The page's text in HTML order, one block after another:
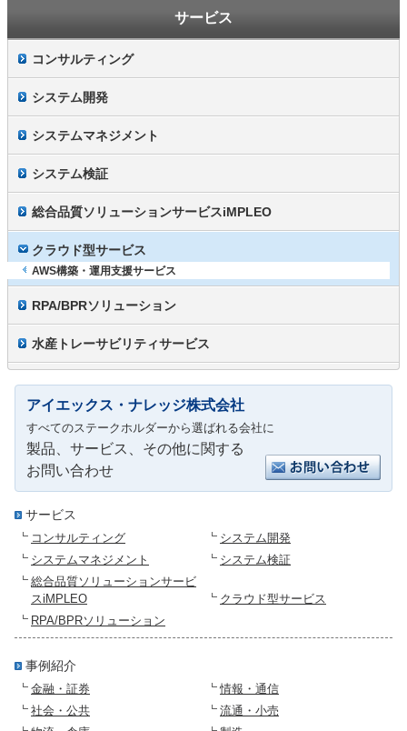
サービス
コンサルティング
システム開発
システムマネジメント
システム検証
総合品質ソリューションサービスiMPLEO
クラウド型サービス
AWS構築・運用支援サービス
RPA/BPRソリューション
水産トレーサビリティサービス
アイエックス・ナレッジ株式会社
すべてのステークホルダーから選ばれる会社に
製品、サービス、その他に関する
お問い合わせ
サービス
コンサルティング
システム開発
システムマネジメント
システム検証
総合品質ソリューションサービ
スiMPLEO
クラウド型サービス
RPA/BPRソリューション
事例紹介
金融・証券
情報・通信
社会・公共
流通・小売